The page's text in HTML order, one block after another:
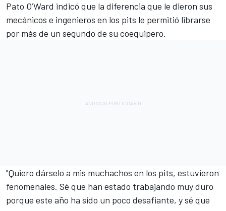
Pato O’Ward indicó que la diferencia que le dieron sus
mecánicos e ingenieros en los pits le permitió librarse
por más de un segundo de su coequipero.
"Quiero dárselo a mis muchachos en los pits, estuvieron
fenomenales. Sé que han estado trabajando muy duro
porque este año ha sido un poco desafiante, y sé que